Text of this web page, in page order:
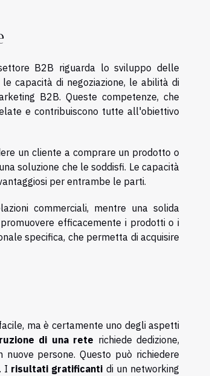
B2B riguarda lo sviluppo delle
capacità di negoziazione, le abilità di
B2B. Queste competenze, che
e contribuiscono tutte all'obiettivo
un cliente a comprare un prodotto o
soluzione che le soddisfi. Le capacità
per entrambe le parti.
commerciali, mentre una solida
efficacemente i prodotti o i
specifica, che permetta di acquisire
ma è certamente uno degli aspetti
di una rete richiede dedizione,
persone. Questo può richiedere
I risultati gratificanti di un networking